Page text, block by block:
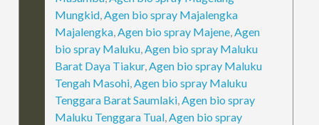
Mungkid,Agen bio spray Majalengka
Majalengka,Agen bio spray Majene,Agen
bio spray Maluku,Agen bio spray Maluku
Barat Daya Tiakur,Agen bio spray Maluku
Tengah Masohi,Agen bio spray Maluku
Tenggara Barat Saumlaki,Agen bio spray
Maluku Tenggara Tual,Agen bio spray